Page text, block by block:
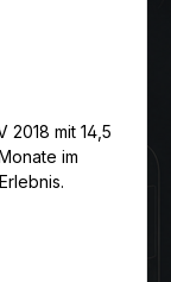
mit 14,5
im